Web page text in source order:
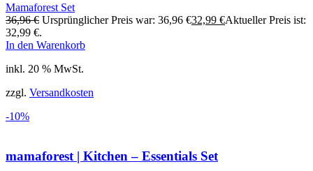
Mamaforest Set
36,96€ Ursprünglicher Preis war: 36,96 €32,99 €Aktueller Preis ist:
32,99 €.
In den Warenkorb
inkl. 20 % MwSt.
zzgl. Versandkosten
-10%
mamaforest | Kitchen – Essentials Set